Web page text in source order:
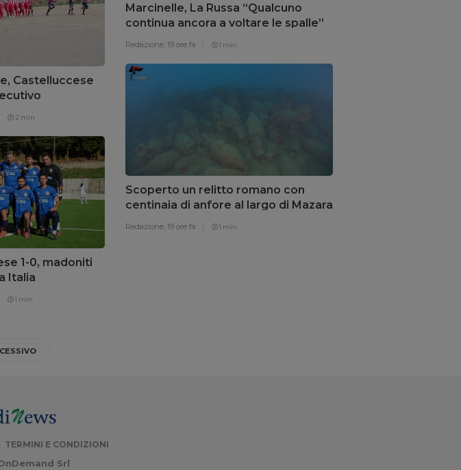
Castelluccese
2 min
1-0, madoniti
Italia
1 min
Marcinelle, La Russa “Qualcuno
continua ancora a voltare le spalle”
Redazione, 19 ore fa 1 min
Scoperto un relitto romano con
centinaia di anfore al largo di Mazara
Redazione, 19 ore fa 1 min
TERMINI E CONDIZIONI
Srl